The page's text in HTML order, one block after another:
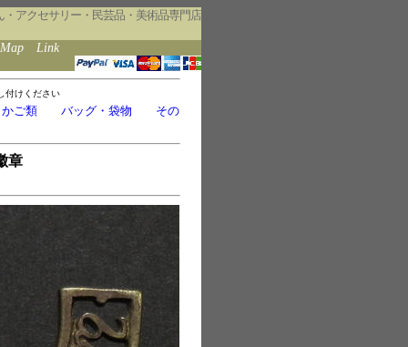
アクセサリー・民芸品・美術品専門店
Link
付けください
ご類 バッグ・袋物 その
章